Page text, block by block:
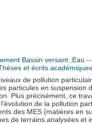
Bassin versant ;Eau
et écrits académiques
de pollution
particules en suspension
Plus précisément, ce
de la pollution
des MES (matières en
de terrains analysées et